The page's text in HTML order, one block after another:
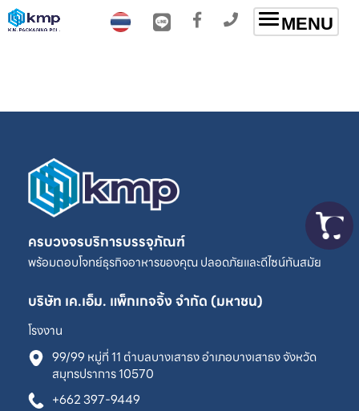
Toggle
navigation
MENU
ครบวงจรบริการบรรจุภัณฑ์
พร้อมตอบโจทย์ธุรกิจอาหารของคุณ ปลอดภัยและดีไซน์ทันสมัย
บริษัท เค.เอ็ม. แพ็กเกจจิ้ง จำกัด (มหาชน)
โรงงาน
99/99 หมู่ที่ 11 ตำบลบางเสาธง อำเภอบางเสาธง จังหวัด
สมุทรปราการ 10570
+662 397-9449